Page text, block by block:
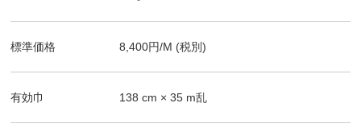
標準価格 8,400円/M (税別)
有効巾 138 cm ×35 m乱